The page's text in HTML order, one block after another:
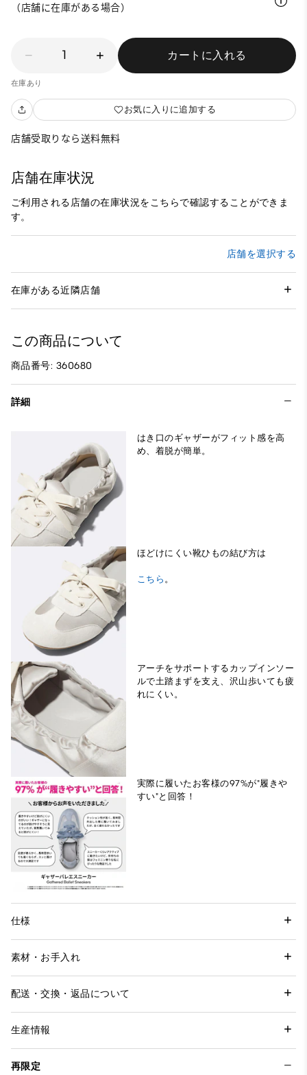
（店舗に在庫がある場合）
1 カートに入れる
在庫あり
お気に入りに追加する
店舗受取りなら送料無料
店舗在庫状況
ご利用される店舗の在庫状況をこちらで確認することができま
す。
店舗を選択する
在庫がある近隣店舗
この商品について
商品番号: 360680
詳細
はき口のギャザーがフィット感を高
め、着脱が簡単。
ほどけにくい靴ひもの結び方は
こちら 。
アーチをサポートするカップインソー
ルで土踏まずを支え、沢山歩いても疲
れにくい。
実際に履いたお客様の97%が"履きや
すい"と回答！
仕様
素材・お手入れ
配送・交換・返品について
生産情報
再限定